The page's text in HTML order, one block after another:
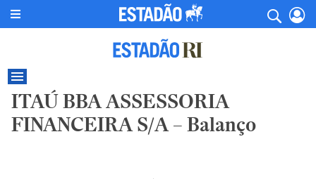
ITAÚ BBA ASSESSORIA
FINANCEIRA S/A – Balanço